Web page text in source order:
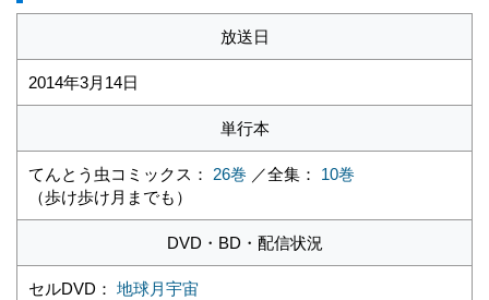
放送日
2014年3月14日
単行本
てんとう虫コミックス： 26巻 ／全集： 10巻
（歩け歩け月までも）
DVD・BD・配信状況
セルDVD： 地球月宇宙